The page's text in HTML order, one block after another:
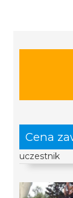
Cena
uczestnik